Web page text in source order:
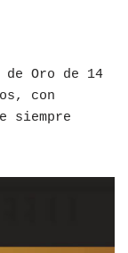
Oro de 14
con
siempre